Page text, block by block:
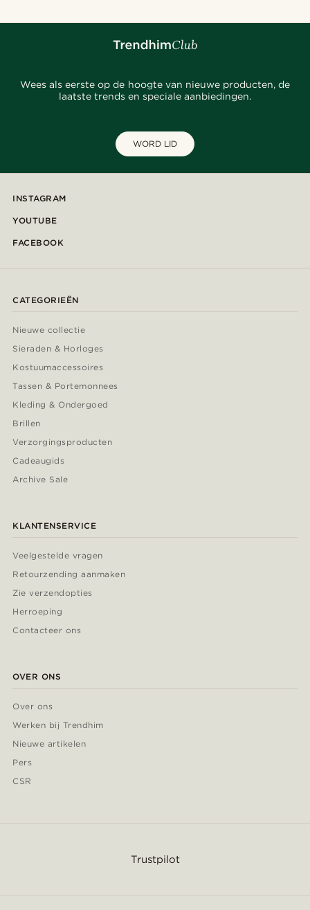
Wees als eerste op de hoogte van nieuwe producten, de
laatste trends en speciale aanbiedingen.
WORD LID
INSTAGRAM
YOUTUBE
FACEBOOK
CATEGORIEËN
Nieuwe collectie
Sieraden & Horloges
Kostuumaccessoires
Tassen & Portemonnees
Kleding & Ondergoed
Brillen
Verzorgingsproducten
Cadeaugids
Archive Sale
KLANTENSERVICE
Veelgestelde vragen
Retourzending aanmaken
Zie verzendopties
Herroeping
Contacteer ons
OVER ONS
Over ons
Werken bij Trendhim
Nieuwe artikelen
Pers
CSR
Trustpilot